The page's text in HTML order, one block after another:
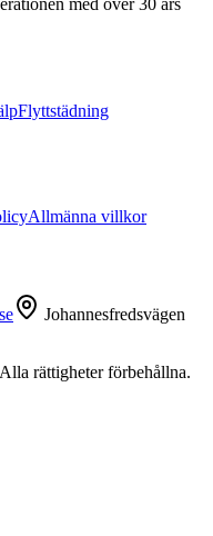
med över 30 års
Flyttstädning
Allmänna villkor
Johannesfredsvägen
rättigheter förbehållna.